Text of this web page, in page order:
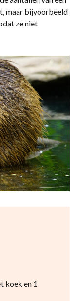
koek en 1
maar bijvoorbeeld
ze niet